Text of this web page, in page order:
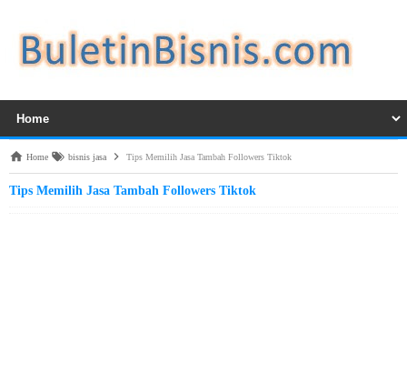
Home bisnis jasa Tips Memilih Jasa Tambah Followers Tiktok
Tips Memilih Jasa Tambah Followers Tiktok